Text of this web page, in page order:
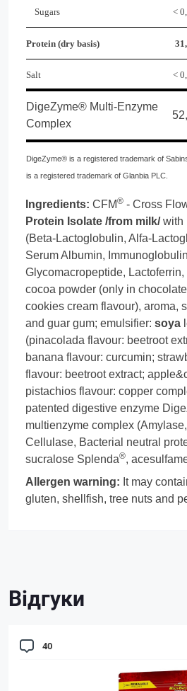
Sugars <
Protein (dry basis)
Salt <
DigeZyme® Multi-Enzyme
Complex
DigeZyme® is a registered trademark of
is a registered trademark of Glanbia PLC.
Ingredients: CFM® - Cross
Protein Isolate /from milk/with
(Beta-Lactoglobulin, Alfa-
Serum Albumin,
Glycomacropeptide,
cocoa powder (only in
cookies cream flavour), aroma,
and guar gum; emulsifier: soya
(pinacolada flavour: beetroot
banana flavour: curcumin;
flavour: beetroot extract;
pistachios flavour: copper
patented digestive enzyme
multienzyme complex
Cellulase, Bacterial neutral
sucralose Splenda®,
Allergen warning: It may
gluten, shellfish, tree nuts and
Відгуки
40